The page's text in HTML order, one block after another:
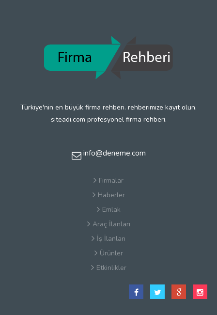
Türkiye'nin en büyük firma rehberi. rehberimize kayıt olun.
siteadi.com profesyonel firma rehberi.
info@deneme.com
Firmalar
Haberler
Emlak
Araç İlanları
İş İlanları
Ürünler
Etkinlikler
Satış Sözleşmesi